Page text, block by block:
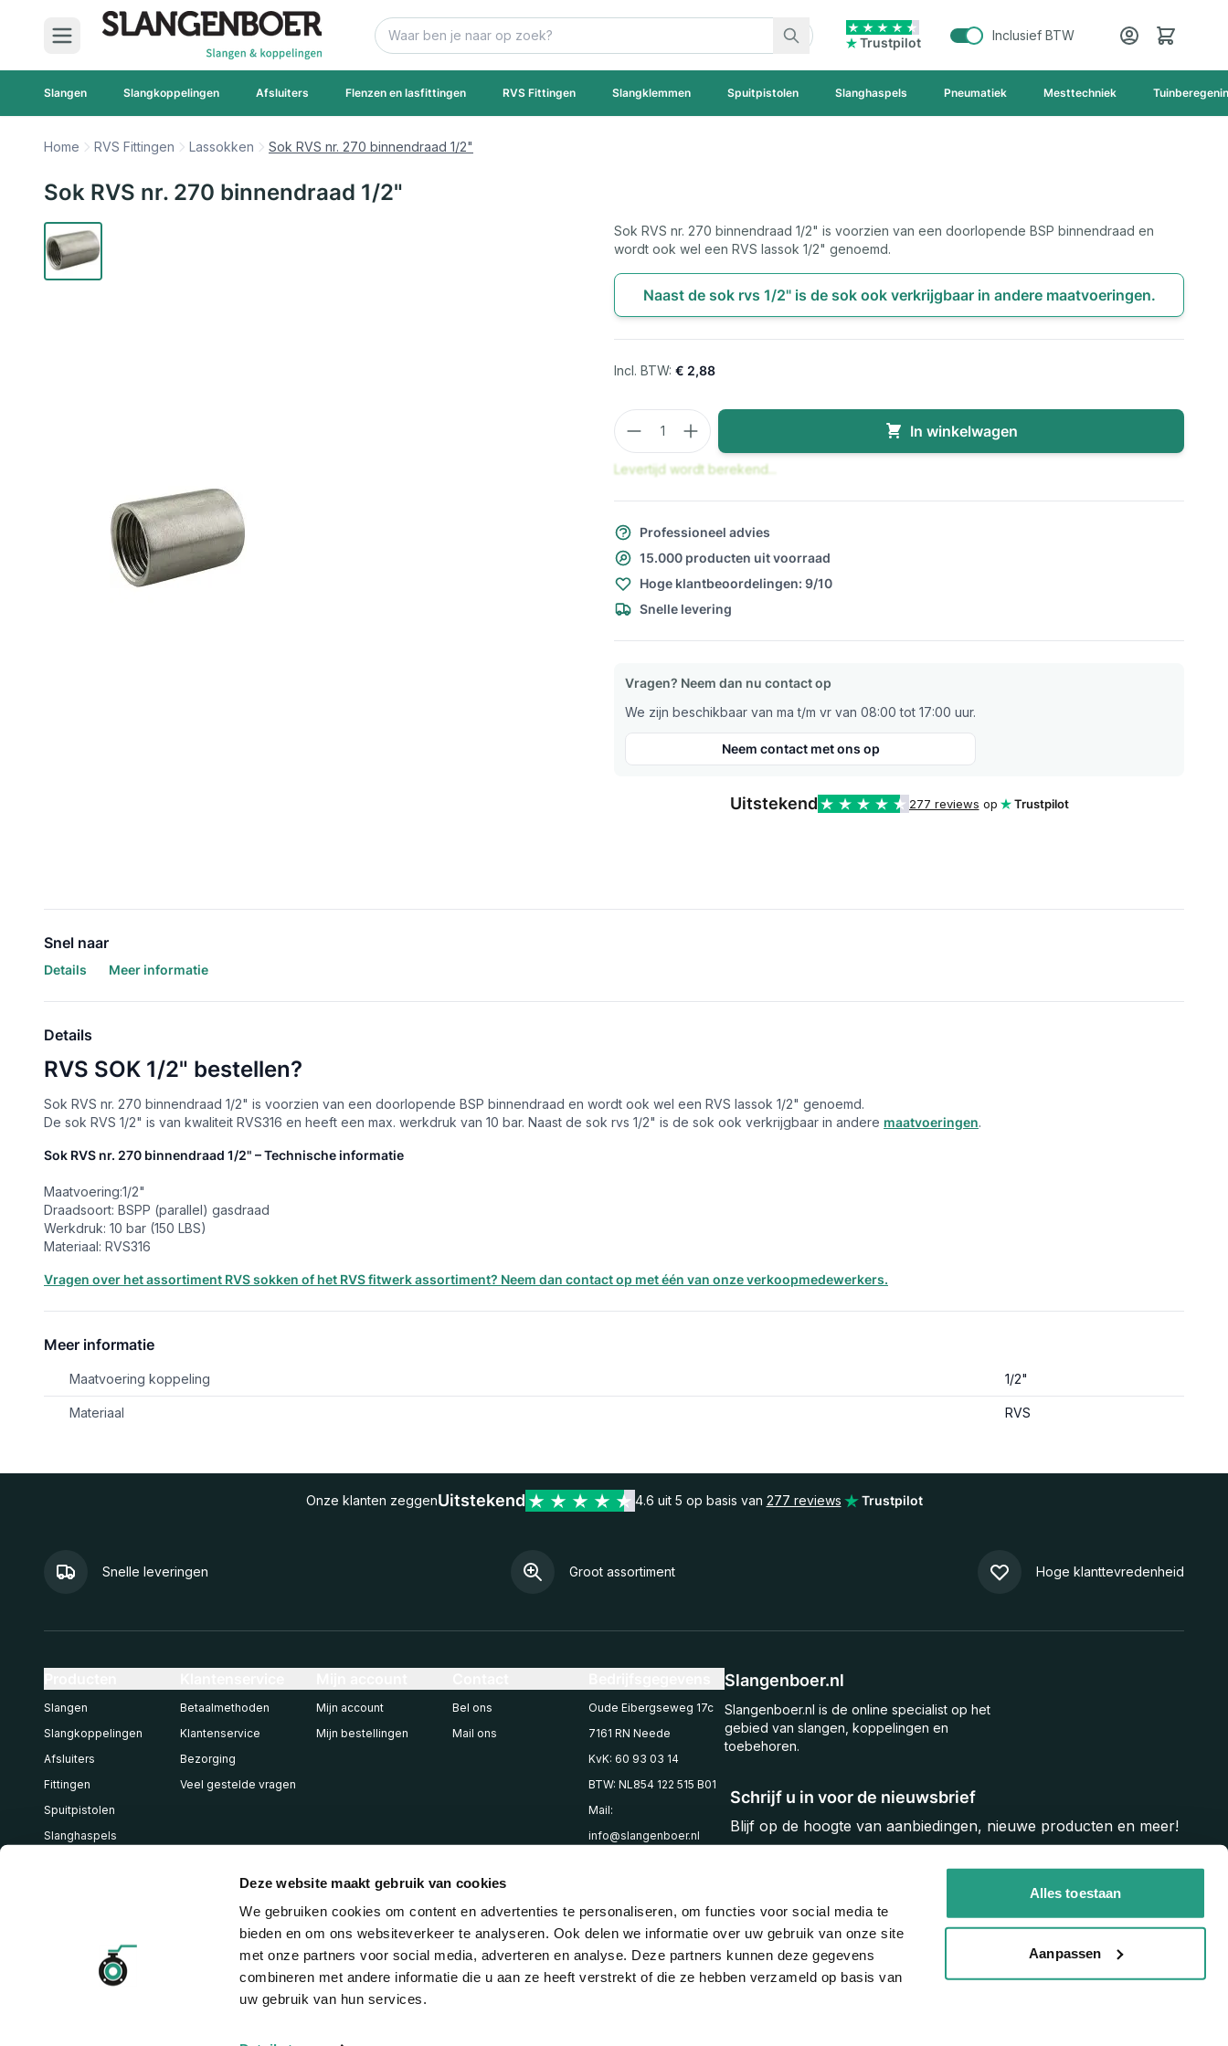
Deze website maakt gebruik van cookies
We gebruiken cookies om content en advertenties te personaliseren, om functies voor social media te
bieden en om ons websiteverkeer te analyseren. Ook delen we informatie over uw gebruik van onze site
met onze partners voor social media, adverteren en analyse. Deze partners kunnen deze gegevens
combineren met andere informatie die u aan ze heeft verstrekt of die ze hebben verzameld op basis van
uw gebruik van hun services.
Alles toestaan
Aanpassen
Ga naar de inhoud
Zoek
Trustpilot
Inclusief BTW Cart
Slangen Slangkoppelingen Afsluiters Flenzen en lasfittingen RVS Fittingen Slangklemmen Spuitpistolen Slanghaspels Pneumatiek Mesttechniek
Home RVS Fittingen Lassokken Sok RVS nr. 270 binnendraad 1/2"
Sok RVS nr. 270 binnendraad 1/2"
Sok RVS nr. 270 binnendraad 1/2" is voorzien van een doorlopende BSP binnendraad en
wordt ook wel een RVS lassok 1/2" genoemd.
Naast de sok rvs 1/2" is de sok ook verkrijgbaar in andere maatvoeringen.
€ 2,88
Aantal
In winkelwagen
Levertijd wordt berekend...
Professioneel advies
15.000 producten uit voorraad
Hoge klantbeoordelingen: 9/10
Snelle levering
Vragen? Neem dan nu contact op
We zijn beschikbaar van ma t/m vr van 08:00 tot 17:00 uur.
Neem contact met ons op
Uitstekend 277 reviews op Trustpilot
Snel naar
Details Meer informatie
Details
RVS SOK 1/2" bestellen?
Sok RVS nr. 270 binnendraad 1/2" is voorzien van een doorlopende BSP binnendraad en wordt ook wel een RVS lassok 1/2" genoemd.
De sok RVS 1/2" is van kwaliteit RVS316 en heeft een max. werkdruk van 10 bar. Naast de sok rvs 1/2" is de sok ook verkrijgbaar in andere maatvoeringen.
Sok RVS nr. 270 binnendraad 1/2" – Technische informatie
Maatvoering:1/2"
Draadsoort: BSPP (parallel) gasdraad
Werkdruk: 10 bar (150 LBS)
Materiaal: RVS316
Vragen over het assortiment RVS sokken of het RVS fitwerk assortiment? Neem dan contact op met één van onze verkoopmedewerkers.
Meer informatie
Maatvoering koppeling 1/2"
Materiaal RVS
Onze klanten zeggenUitstekend 4.6 uit 5 op basis van 277 reviews Trustpilot
Snelle leveringen Groot assortiment Hoge klanttevredenheid
Schrijf u in voor de nieuwsbrief
Blijf op de hoogte van aanbiedingen, nieuwe producten en meer!
Slangenboer.nl
Slangenboer.nl is de online specialist op het
gebied van slangen, koppelingen en
toebehoren.
Slangen
Slangkoppelingen
Afsluiters
Fittingen
Spuitpistolen
Slanghaspels
Betaalmethoden
Klantenservice
Bezorging
Veel gestelde vragen
Mijn account
Mijn bestellingen
Bel ons
Mail ons
Oude Eibergseweg 17c
7161 RN Neede
KvK: 60 93 03 14
BTW: NL854 122 515 B01
Mail:
info@slangenboer.nl